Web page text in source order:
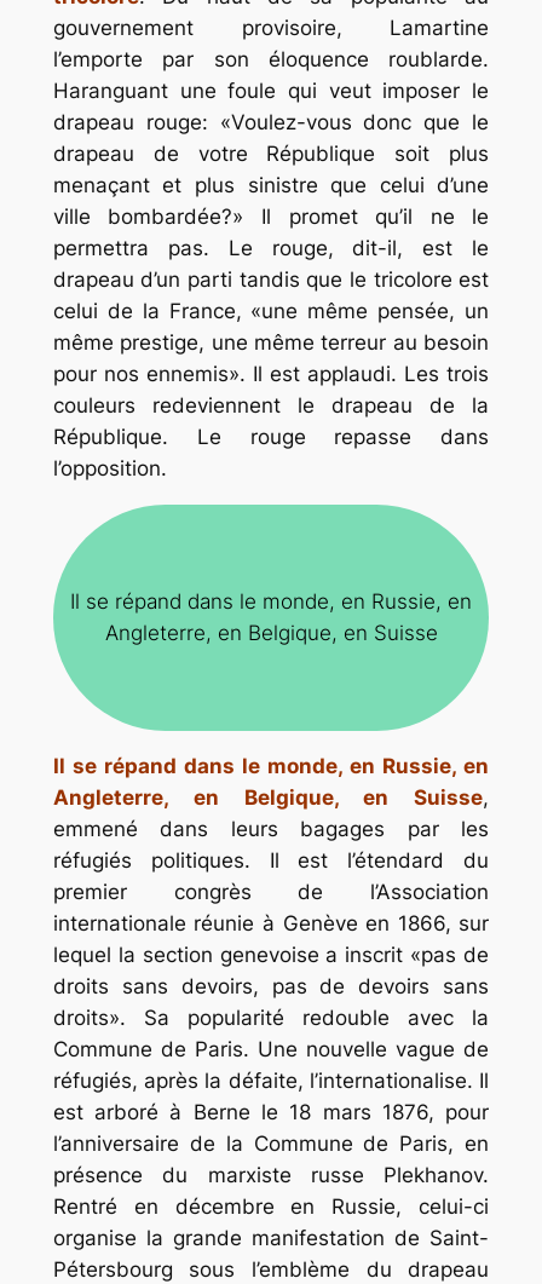
gouvernement provisoire, Lamartine
l’emporte par son éloquence roublarde.
Haranguant une foule qui veut imposer le
drapeau rouge: «Voulez-vous donc que le
drapeau de votre République soit plus
menaçant et plus sinistre que celui d’une
ville bombardée?» Il promet qu’il ne le
permettra pas. Le rouge, dit-il, est le
drapeau d’un parti tandis que le tricolore est
celui de la France, «une même pensée, un
même prestige, une même terreur au besoin
pour nos ennemis». Il est applaudi. Les trois
couleurs redeviennent le drapeau de la
République. Le rouge repasse dans
l’opposition.
Il se répand dans le monde, en Russie, en
Angleterre, en Belgique, en Suisse
Il se répand dans le monde, en Russie, en
Angleterre, en Belgique, en Suisse,
emmené dans leurs bagages par les
réfugiés politiques. Il est l’étendard du
premier congrès de l’Association
internationale réunie à Genève en 1866, sur
lequel la section genevoise a inscrit «pas de
droits sans devoirs, pas de devoirs sans
droits». Sa popularité redouble avec la
Commune de Paris. Une nouvelle vague de
réfugiés, après la défaite, l’internationalise. Il
est arboré à Berne le 18 mars 1876, pour
l’anniversaire de la Commune de Paris, en
présence du marxiste russe Plekhanov.
Rentré en décembre en Russie, celui-ci
organise la grande manifestation de Saint-
Pétersbourg sous l’emblème du drapeau